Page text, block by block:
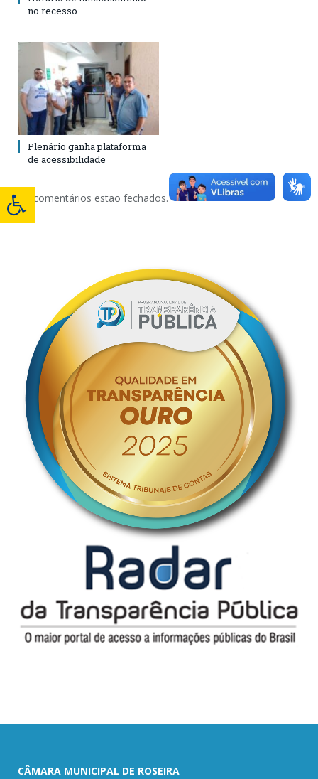
no recesso
Plenário ganha plataforma
de acessibilidade
Os comentários estão fechados.
CÂMARA MUNICIPAL DE ROSEIRA